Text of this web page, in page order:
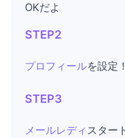
OKだよ
STEP2
プロフィールを設定！
STEP3
メールレディ スター